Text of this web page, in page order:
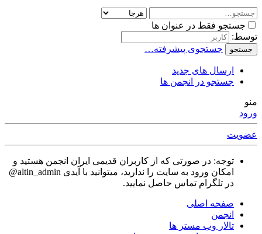
جستجو فقط در عنوان ها
توسط:
جستجو جستجوی پیشرفته…
ارسال های جدید
جستجو در انجمن ها
منو
ورود
عضویت
توجه: در صورتی که از کاربران قدیمی ایران انجمن هستید و
امکان ورود به سایت را ندارید، میتوانید با آیدی altin_admin@
در تلگرام تماس حاصل نمایید.
صفحه اصلی
انجمن
تالار وب مستر ها